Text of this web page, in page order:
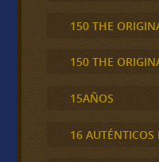
150 THE
150 THE
15AÑOS
16 AUTÉNTICOS